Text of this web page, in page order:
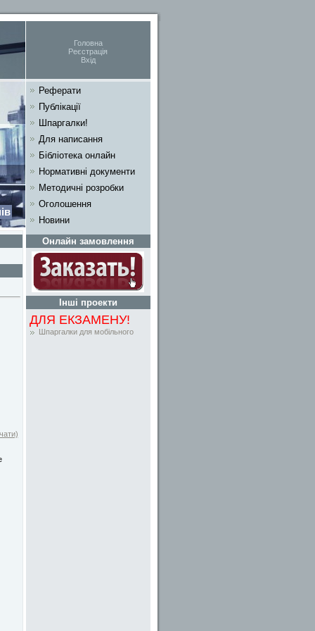
Головна
Реєстрація
Вхід
Реферати
Публікації
Шпаргалки!
Для написання
Бібліотека онлайн
Нормативні документи
Методичні розробки
Оголошення
Новини
Онлайн замовлення
Інші проекти
ДЛЯ ЕКЗАМЕНУ!
Шпаргалки для мобільного